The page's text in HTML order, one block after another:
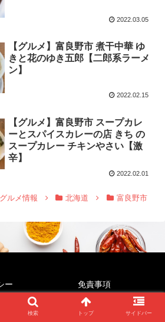
2022.03.05
【グルメ】富良野市 煮干中華 ゆ
きと花のゆき五郎【二郎系ラーメ
ン】
2022.02.15
【グルメ】富良野市 スープカレ
ーとスパイスカレーの店 きち の
スープカレー チキンやさい【激
辛】
2022.02.01
ルメ情報 北海道 富良野市
ー 免責事項
すぱいすじゃんき～.
検索 トップ サイドバー